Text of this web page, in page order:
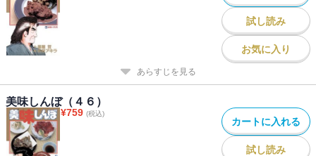
試し読み
お気に入り
あらすじを見る
美味しんぼ（４６）
¥759 (税込)
カートに入れる
試し読み